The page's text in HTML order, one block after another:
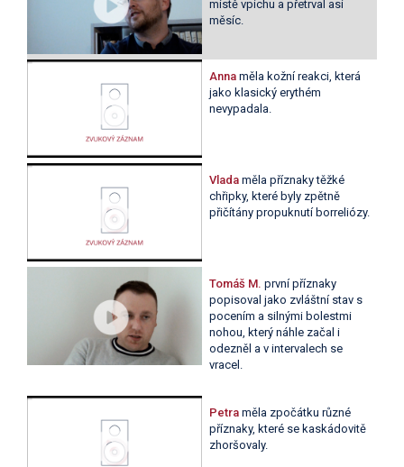
místě vpichu a přetrval asi
měsíc.
Anna měla kožní reakci, která
jako klasický erythém
nevypadala.
Vlada měla příznaky těžké
chřipky, které byly zpětně
přičítány propuknutí borreliózy.
Tomáš M. první příznaky
popisoval jako zvláštní stav s
pocením a silnými bolestmi
nohou, který náhle začal i
odezněl a v intervalech se
vracel.
Petra měla zpočátku různé
příznaky, které se kaskádovitě
zhoršovaly.